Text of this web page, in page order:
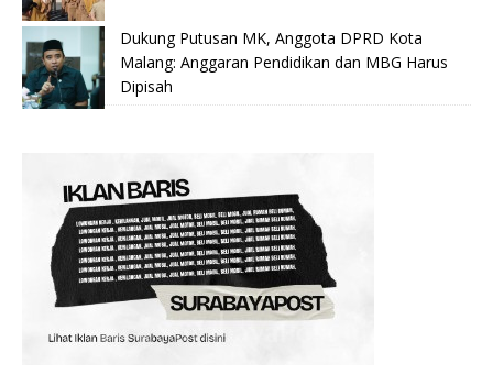
Dukung Putusan MK, Anggota DPRD Kota
Malang: Anggaran Pendidikan dan MBG Harus
Dipisah